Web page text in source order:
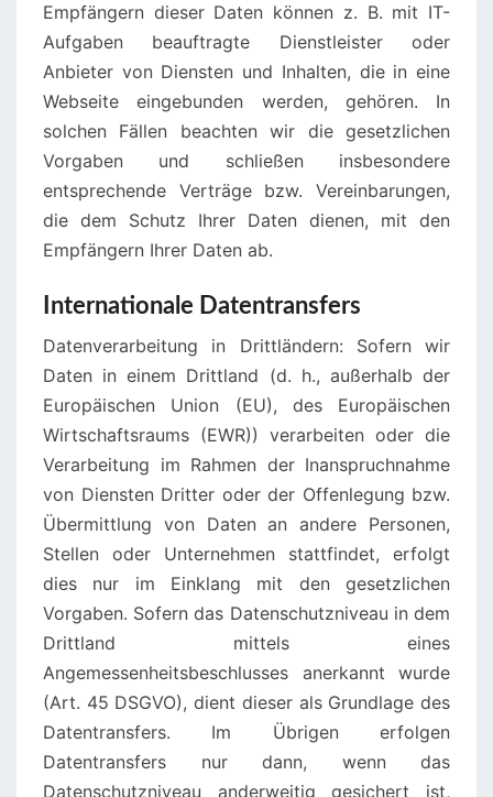
Empfängern dieser Daten können z. B. mit IT-
Aufgaben beauftragte Dienstleister oder
Anbieter von Diensten und Inhalten, die in eine
Webseite eingebunden werden, gehören. In
solchen Fällen beachten wir die gesetzlichen
Vorgaben und schließen insbesondere
entsprechende Verträge bzw. Vereinbarungen,
die dem Schutz Ihrer Daten dienen, mit den
Empfängern Ihrer Daten ab.
Internationale Datentransfers
Datenverarbeitung in Drittländern: Sofern wir
Daten in einem Drittland (d. h., außerhalb der
Europäischen Union (EU), des Europäischen
Wirtschaftsraums (EWR)) verarbeiten oder die
Verarbeitung im Rahmen der Inanspruchnahme
von Diensten Dritter oder der Offenlegung bzw.
Übermittlung von Daten an andere Personen,
Stellen oder Unternehmen stattfindet, erfolgt
dies nur im Einklang mit den gesetzlichen
Vorgaben. Sofern das Datenschutzniveau in dem
Drittland mittels eines
Angemessenheitsbeschlusses anerkannt wurde
(Art. 45 DSGVO), dient dieser als Grundlage des
Datentransfers. Im Übrigen erfolgen
Datentransfers nur dann, wenn das
Datenschutzniveau anderweitig gesichert ist,